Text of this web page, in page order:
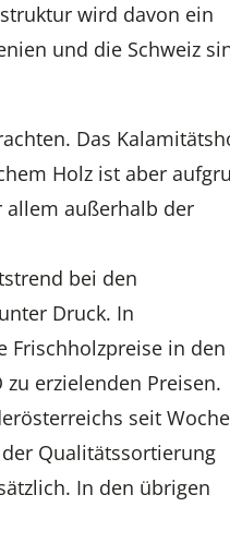
wird davon ein
und die Schweiz
Das
Holz ist aber
allem außerhalb der
bei den
Druck. In
Frischholzpreise in den
erzielenden Preisen.
seit
Qualitätssortierung
In den übrigen